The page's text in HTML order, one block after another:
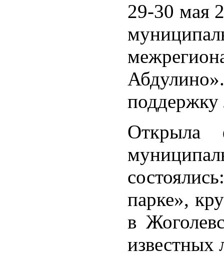
29-30 мая
поддержку
Открыла
парке»,
в
известных